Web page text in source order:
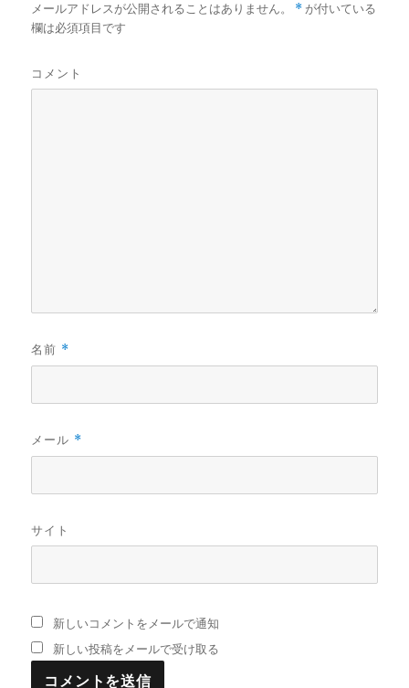
メールアドレスが公開されることはありません。 *が付いている
欄は必須項目です
コメント
名前 *
メール *
サイト
新しいコメントをメールで通知
新しい投稿をメールで受け取る